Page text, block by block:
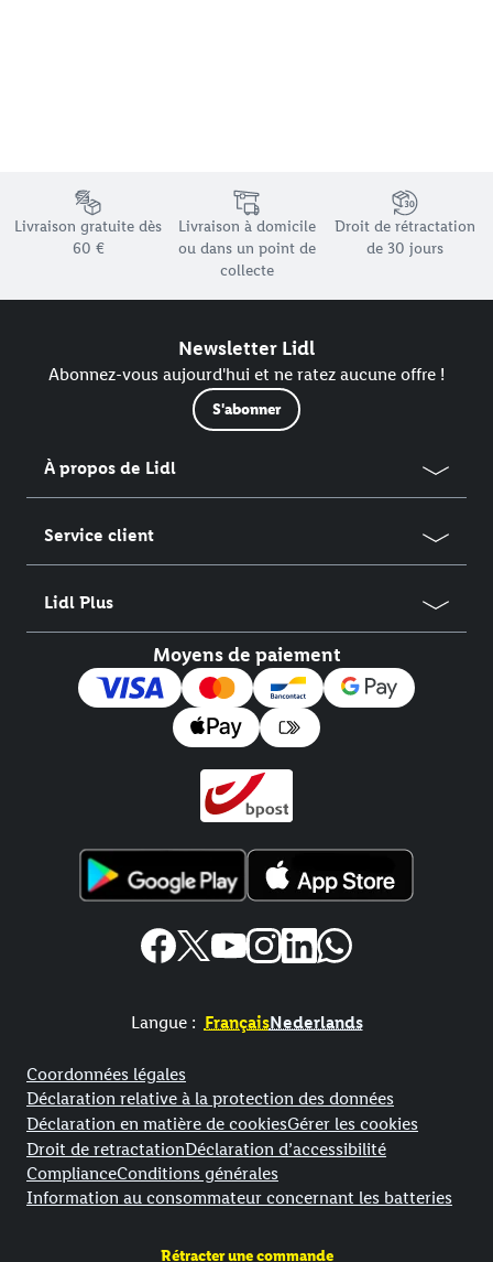
Élément du pied de page avec les différents arguments de
Livraison gratuite dès
60 €
Livraison à domicile
ou dans un point de
collecte
Droit de rétractation
de 30 jours
Newsletter Lidl
Abonnez-vous aujourd'hui et ne ratez aucune offre !
S'abonner
À propos de Lidl
Service client
Lidl Plus
Moyens de paiement
Langue : FrançaisNederlands
Coordonnées légales
Déclaration relative à la protection des données
Déclaration en matière de cookiesGérer les cookies
Droit de retractationDéclaration d’accessibilité
ComplianceConditions générales
Information au consommateur concernant les batteries
Rétracter une commande